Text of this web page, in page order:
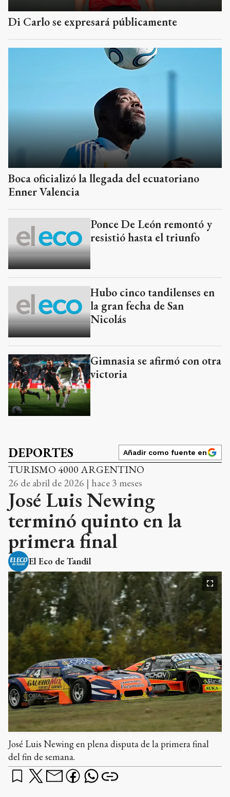
Di Carlo se expresará públicamente
Boca oficializó la llegada del ecuatoriano
Enner Valencia
Ponce De León remontó y
resistió hasta el triunfo
Hubo cinco tandilenses en
la gran fecha de San
Nicolás
Gimnasia se afirmó con otra
victoria
DEPORTES Añadir como fuente en
TURISMO 4000 ARGENTINO
26 de abril de 2026 | hace 3 meses
José Luis Newing
terminó quinto en la
primera final
El Eco de Tandil
José Luis Newing en plena disputa de la primera final
del fin de semana.